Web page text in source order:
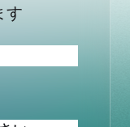
す